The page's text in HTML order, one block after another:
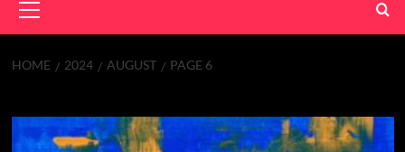
Menu
HOME 2024 AUGUST PAGE 6